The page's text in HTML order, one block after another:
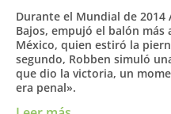
Durante el Mundial de 2014
Bajos, empujó el balón más
México, quien estiró la
segundo, Robben simuló
que dio la victoria, un
era penal».